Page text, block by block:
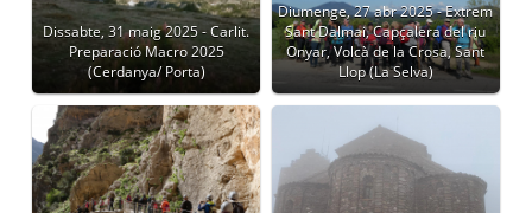
Dissabte, 31 maig 2025 - Carlit.
Preparació Macro 2025
(Cerdanya/ Porta)
Diumenge, 27 abr 2025 - Extrem
Sant Dalmai, Capçalera del riu
Onyar, Volcà de la Crosa, Sant
Llop (La Selva)